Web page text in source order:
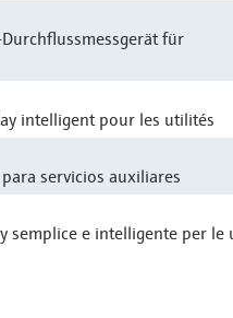
für
intelligent pour les utilités
servicios auxiliares
semplice e intelligente per le